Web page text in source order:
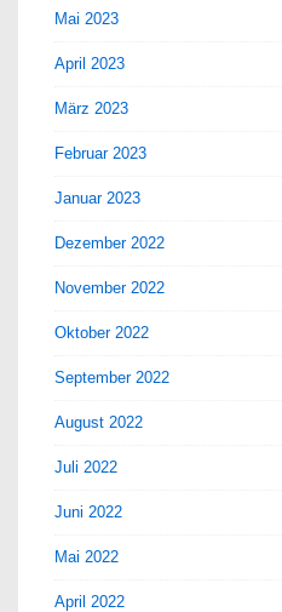
Mai 2023
April 2023
März 2023
Februar 2023
Januar 2023
Dezember 2022
November 2022
Oktober 2022
September 2022
August 2022
Juli 2022
Juni 2022
Mai 2022
April 2022